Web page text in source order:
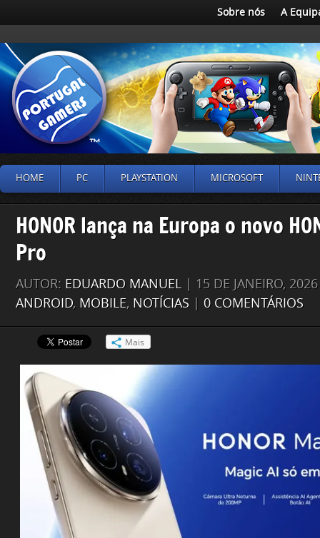
Sobre nós A
HOME PC PLAYSTATION MICROSOFT
HONOR lança na Europa o novo
Pro
AUTOR: EDUARDO MANUEL | 15 DE JANEIRO,
ANDROID, MOBILE, NOTÍCIAS 0 COMENTÁRIOS
Mais